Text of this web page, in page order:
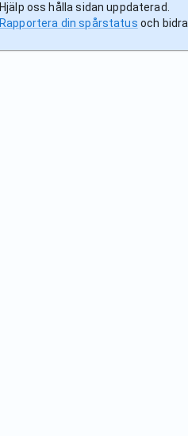
Hjälp oss hålla sidan uppdaterad.
Rapportera din spårstatus och bidra.